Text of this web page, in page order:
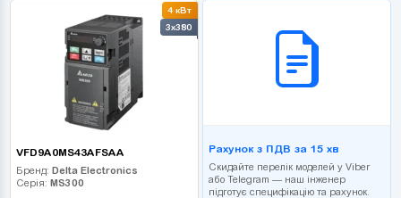
4 кВт
3x380
VFD9A0MS43AFSAA
Бренд: Delta Electronics
Серія: MS300
Рахунок з ПДВ за 15 хв
Скидайте перелік моделей у Viber
або Telegram — наш інженер
підготує специфікацію та рахунок.